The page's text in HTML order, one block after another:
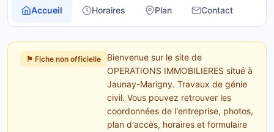
Accueil Horaires Plan Contact
⚑ Fiche non officielle
Bienvenue sur le site de
OPERATIONS IMMOBILIERES situé à
Jaunay-Marigny. Travaux de génie
civil. Vous pouvez retrouver les
coordonnées de l'entreprise, photos,
plan d'accès, horaires et formulaire